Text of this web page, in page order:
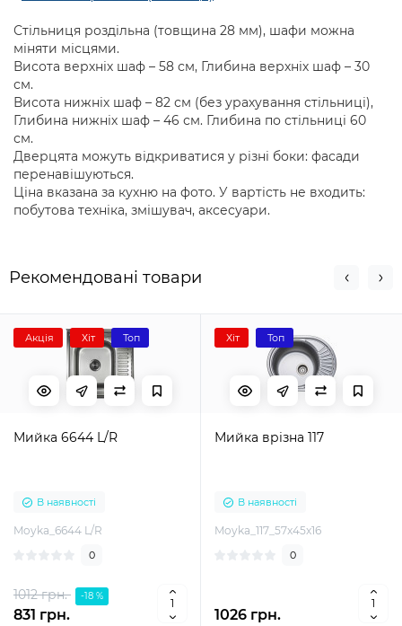
Стільниця роздільна (товщина 28 мм), шафи можна
міняти місцями.
Висота верхніх шаф – 58 см, Глибина верхніх шаф – 30
см.
Висота нижніх шаф – 82 см (без урахування стільниці),
Глибина нижніх шаф – 46 см. Глибина по стільниці 60
см.
Дверцята можуть відкриватися у різні боки: фасади
перенавішуються.
Ціна вказана за кухню на фото. У вартість не входить:
побутова техніка, змішувач, аксесуари.
Рекомендовані товари
Акція Хіт Топ
Мийка 6644 L/R
В наявності
Moyka_6644 L/R
0
1012 грн. -18 %
831 грн.
Хіт Топ
Мийка врізна 117
В наявності
Moyka_117_57x45x16
0
1026 грн.